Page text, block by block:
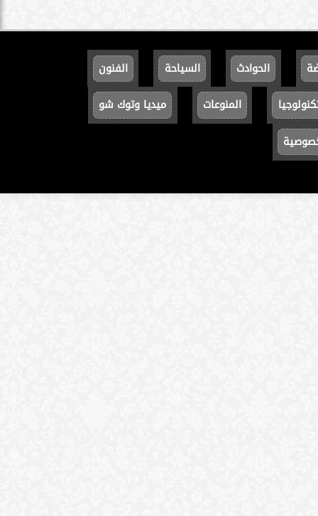
الحوادث السياحة
الفنون
المنوعات
ميديا وتوك شو